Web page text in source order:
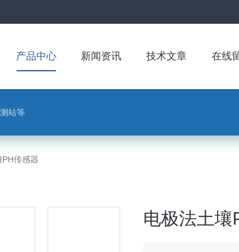
产品中心 新闻资讯 技术文章 在线
站等
传感器
电极法土壤